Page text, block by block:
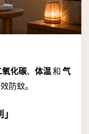
氧化碳、 体温 和 气
防蚊。